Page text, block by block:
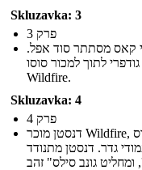
Skluzavka: 3
פרק 3
קאס מסתתר סוד אפל.
לתוך למכור סוסו,
Wildfire.
Skluzavka: 4
פרק 4
דנסטן מוכר Wildfire, אבל לפני שהוא מקבל את הכסף, הוא הורג את סוס
גדר. דנסטן מתנודד